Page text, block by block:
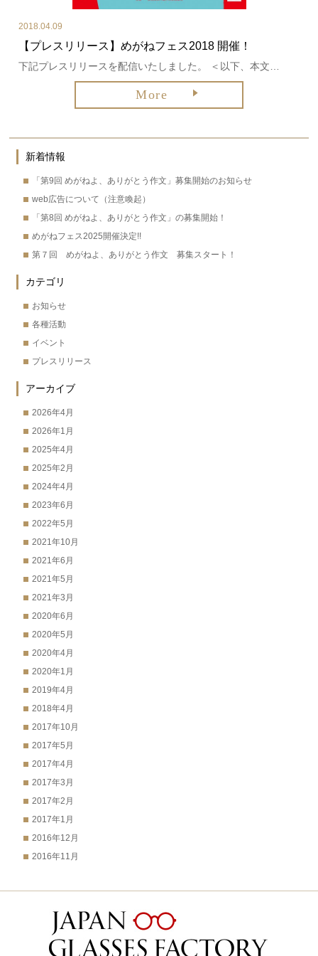
2018.04.09
【プレスリリース】めがねフェス2018 開催！
下記プレスリリースを配信いたしました。 ＜以下、本文…
More
新着情報
「第9回 めがねよ、ありがとう作文」募集開始のお知らせ
web広告について（注意喚起）
「第8回 めがねよ、ありがとう作文」の募集開始！
めがねフェス2025開催決定!!
第７回 めがねよ、ありがとう作文 募集スタート！
カテゴリ
お知らせ
各種活動
イベント
プレスリリース
アーカイブ
2026年4月
2026年1月
2025年4月
2025年2月
2024年4月
2023年6月
2022年5月
2021年10月
2021年6月
2021年5月
2021年3月
2020年6月
2020年5月
2020年4月
2020年1月
2019年4月
2018年4月
2017年10月
2017年5月
2017年4月
2017年3月
2017年2月
2017年1月
2016年12月
2016年11月